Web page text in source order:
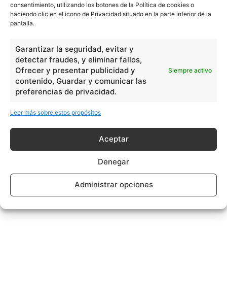
consentimiento, utilizando los botones de la Política de cookies o
haciendo clic en el icono de Privacidad situado en la parte inferior de la
pantalla.
Garantizar la seguridad, evitar y
detectar fraudes, y eliminar fallos,
Ofrecer y presentar publicidad y
contenido, Guardar y comunicar las
preferencias de privacidad.
Siempre activo
Leer más sobre estos propósitos
Aceptar
Denegar
Administrar opciones